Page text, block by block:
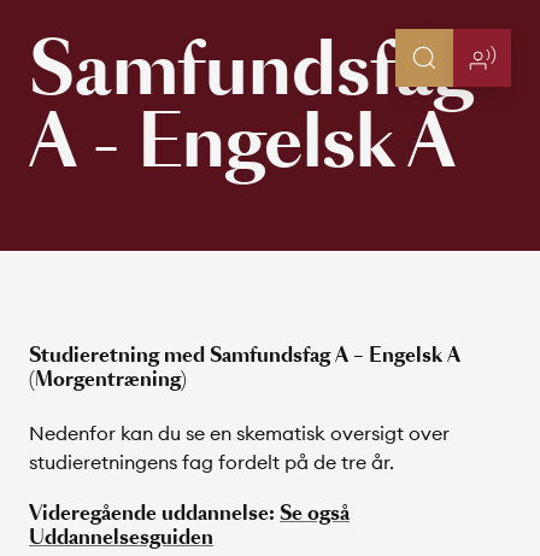
Samfundsfag
A - Engelsk A
Studieretning med Samfundsfag A – Engelsk A
(Morgentræning)
Nedenfor kan du se en skematisk oversigt over
studieretningens fag fordelt på de tre år.
Videregående uddannelse: Se også
Uddannelsesguiden